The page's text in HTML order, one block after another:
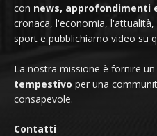
con news, approfondimenti
cronaca, l'economia,
sport e pubblichiamo video su
La nostra missione è fornire un
tempestivo per una
consapevole.
Contatti